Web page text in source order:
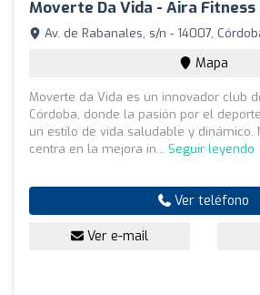
Moverte Da Vida - Aira Fitness
Av. de Rabanales, s/n - 14007,
Mapa
Moverte da Vida es un innovador club
Córdoba, donde la pasión por el
un estilo de vida saludable y dinámico.
centra en la mejora in... Seguir leyendo
Ver teléfono
Ver e-mail